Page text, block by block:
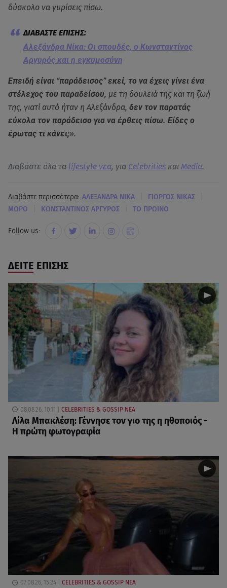
δύσκολο να γυρίσεις πίσω.
Αλεξάνδρα Νίκα: Οι σπουδές, ο Κωνσταντίνος
Αργυρός και η εγκυμοσύνη
Επειδή είναι “παράδεισος” εκεί, το να έχεις γίνει ένα
στέλεχος του παραδείσου, με τη δουλειά της και τη ζωή
της, γιατί αυτό ήταν η Αλεξάνδρα, δεν τον παρατάς
εύκολα τον παράδεισο για να έρθεις πίσω. Είδες ο
έρωτας τι κάνει;».
Διαβάστε όλα τα lifestyle νεα, για Celebrities και Media.
Διαβάστε περισσότερα: ΑΛΕΞΑΝΔΡΑ ΝΙΚΑ ΓΙΩΡΓΟΣ ΝΙΚΑΣ
ΜΩΡΟ ΚΩΝΣΤΑΝΤΙΝΟΣ ΑΡΓΥΡΟΣ ΤΟ ΠΡΩΙΝΟ
Follow us:
ΔΕΙΤΕ ΕΠΙΣΗΣ
08.08.26, 10:11 CELEBRITIES & GOSSIP ΝΕΑ
Λίλα Μπακλέση: Γέννησε τον γιο της η ηθοποιός -
Η πρώτη φωτογραφία
07.08.26, 15:24 CELEBRITIES & GOSSIP ΝΕΑ